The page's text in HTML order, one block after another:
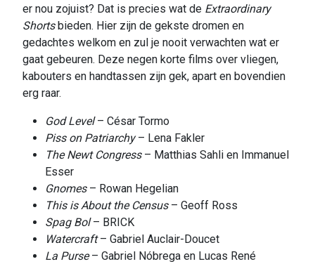
er nou zojuist? Dat is precies wat de Extraordinary
Shortsbieden. Hier zijn de gekste dromen en
gedachtes welkom en zul je nooit verwachten wat er
gaat gebeuren. Deze negen korte films over vliegen,
kabouters en handtassen zijn gek, apart en bovendien
erg raar.
God Level– César Tormo
Piss on Patriarchy– Lena Fakler
The Newt Congress– Matthias Sahli en Immanuel
Esser
Gnomes– Rowan Hegelian
This is About the Census– Geoff Ross
Spag Bol– BRICK
Watercraft– Gabriel Auclair-Doucet
La Purse– Gabriel Nóbrega en Lucas René